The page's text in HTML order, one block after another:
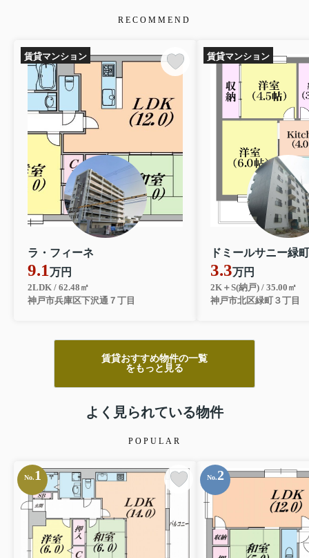
RECOMMEND
ラ・フィーネ
9.1万円
2LDK / 62.48㎡
神戸市兵庫区下沢通７丁目
賃貸マンション
ドミールサニー緑町
3.3万円
2K＋S(納戸) / 35.00㎡
神戸市北区緑町３丁目
賃貸マンション
賃貸おすすめ物件の一覧
をもっと見る
よく見られている物件
POPULAR
No.1 No.2